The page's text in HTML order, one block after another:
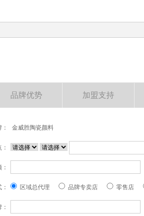
品牌优势 加盟支持
金威胜陶瓷颜料
区域总代理 品牌专卖店 零售店